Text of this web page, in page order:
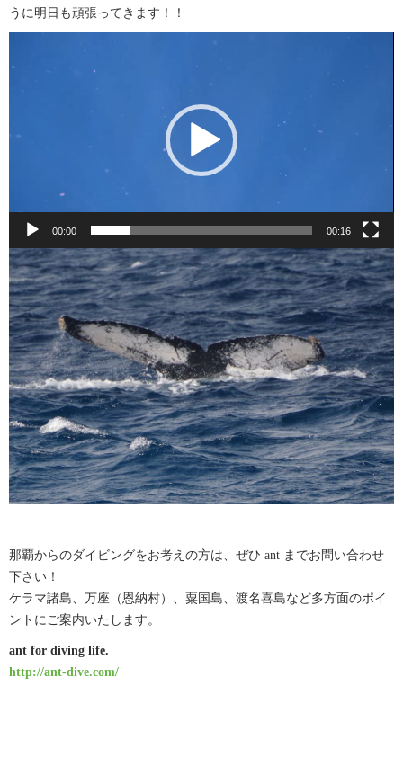
うに明日も頑張ってきます！！
ヤ
00:00 00:16
那覇からのダイビングをお考えの方は、ぜひ ant までお問い合わせ
下さい！
ケラマ諸島、万座（恩納村）、粟国島、渡名喜島など多方面のポイ
ントにご案内いたします。
ant for diving life.
http://ant-dive.com/